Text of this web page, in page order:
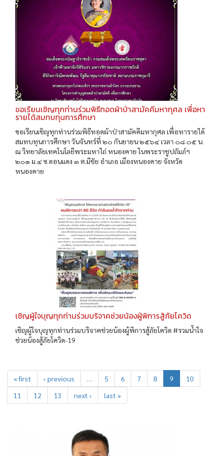
ขอเรียนเชิญทุกท่านร่วมพิธีทอดผ้าป่าสามัคคีมหากุศล เพื่อหา
รายได้สมทบทุนการศึกษา
ขอเรียนเชิญทุกท่านร่วมพิธีทอดผ้าป่าสามัคคีมหากุศล เพื่อหารายได้
สมทบทุนการศึกษา วันจันทร์ที่ ๒๐ กันยายน ๒๕๖๔ เวลา ๐๘.๐๕ น.
ณ วิทยาลัยเทคโนโลยีพระมหาไถ่ หนองคาย ในพระราชูปถัมภ์ฯ
๒๐๑ ม.๔ ซ.ดอนแดง ๓ ต.มีชัย อําเภอ เมืองหนองคาย จังหวัด
หนองคาย
เชิญผู้ใจบุญทุกท่านร่วมบริจาคช่วยน้องผู้พิการสู้ภัยโควิด
เชิญผู้ใจบุญทุกท่านร่วมบริจาคช่วยน้องผู้พิการสู้ภัยโควิด #รวมน้ำใจ
ช่วยน้องสู้ภัยโควิด-19
« first ‹ previous … 5 6 7 8 9
10
11
12 13 next › last »